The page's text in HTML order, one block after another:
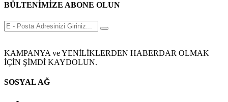
BÜLTENİMİZE ABONE OLUN
KAMPANYA ve YENİLİKLERDEN HABERDAR OLMAK
İÇİN ŞİMDİ KAYDOLUN.
SOSYAL AĞ